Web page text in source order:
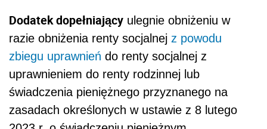
Dodatek dopełniający ulegnie obniżeniu w
razie obniżenia renty socjalnej z powodu
zbiegu uprawnień do renty socjalnej z
uprawnieniem do renty rodzinnej lub
świadczenia pieniężnego przyznanego na
zasadach określonych w ustawie z 8 lutego